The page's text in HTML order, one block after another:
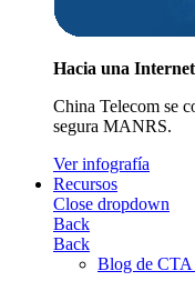
Hacia una
China Telecom se
segura MANRS.
Ver infografía
Recursos
Close dropdown
Back
Back
Blog de CTA